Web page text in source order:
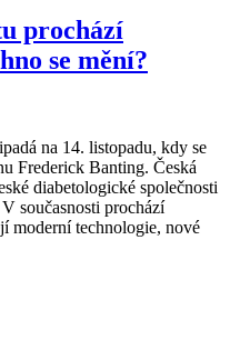
prochází
se mění?
na 14. listopadu, kdy se
Frederick Banting. Česká
diabetologické společnosti
současnosti prochází
moderní technologie, nové